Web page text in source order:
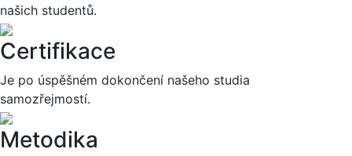
našich studentů.
Certifikace
Je po úspěšném dokončení našeho studia
samozřejmostí.
Metodika